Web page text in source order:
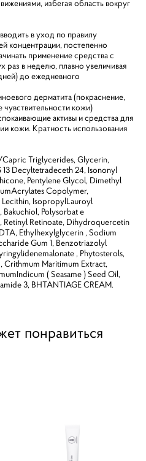
избегая область вокруг
в уход по правилу
концентрации, постепенно
применение средства с
в неделю, плавно увеличивая
до ежедневного
дерматита (покраснение,
кожи)
активы и средства для
кожи. Кратность использования
Triglycerides, Glycerin,
13 Decyltetradeceth 24, Isononyl
Pentylene Glycol, Dimethyl
Copolymer,
IsopropylLauroyl
Polysorbat е
Retinoate, Dihydroquercetin
Ethylhexylglycerin , Sodium
Gum 1, Benzotriazolyl
, Phytosterols,
Crithmum Maritimum Extract,
( Seasame ) Seed Oil,
3, BHTANTIAGE CREAM.
понравиться